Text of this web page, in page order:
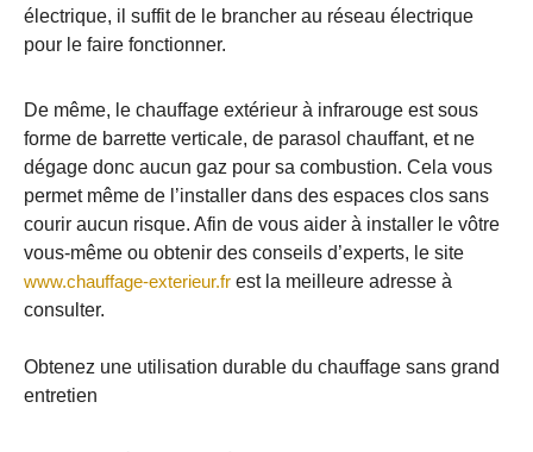
électrique, il suffit de le brancher au réseau électrique
pour le faire fonctionner.
De même, le chauffage extérieur à infrarouge est sous
forme de barrette verticale, de parasol chauffant, et ne
dégage donc aucun gaz pour sa combustion. Cela vous
permet même de l’installer dans des espaces clos sans
courir aucun risque. Afin de vous aider à installer le vôtre
vous-même ou obtenir des conseils d’experts, le site
www.chauffage-exterieur.fr est la meilleure adresse à
consulter.
Obtenez une utilisation durable du chauffage sans grand
entretien